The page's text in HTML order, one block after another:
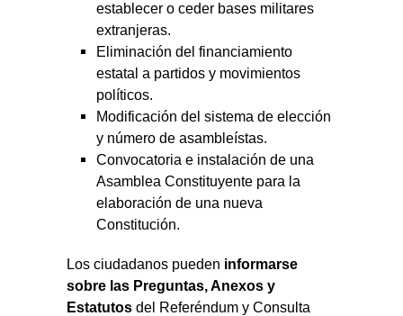
establecer o ceder bases militares
extranjeras.
Eliminación del financiamiento
estatal a partidos y movimientos
políticos.
Modificación del sistema de elección
y número de asambleístas.
Convocatoria e instalación de una
Asamblea Constituyente para la
elaboración de una nueva
Constitución.
Los ciudadanos pueden informarse
sobre las Preguntas, Anexos y
Estatutos del Referéndum y Consulta